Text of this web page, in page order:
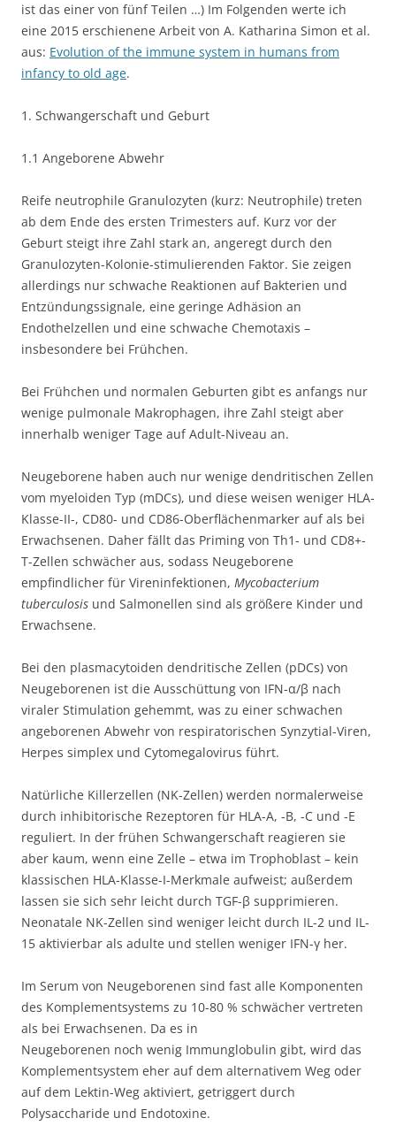
ist das einer von fünf Teilen …) Im Folgenden werte ich
eine 2015 erschienene Arbeit von A. Katharina Simon et al.
aus: Evolution of the immune system in humans from
infancy to old age.
1. Schwangerschaft und Geburt
1.1 Angeborene Abwehr
Reife neutrophile Granulozyten (kurz: Neutrophile) treten
ab dem Ende des ersten Trimesters auf. Kurz vor der
Geburt steigt ihre Zahl stark an, angeregt durch den
Granulozyten-Kolonie-stimulierenden Faktor. Sie zeigen
allerdings nur schwache Reaktionen auf Bakterien und
Entzündungssignale, eine geringe Adhäsion an
Endothelzellen und eine schwache Chemotaxis –
insbesondere bei Frühchen.
Bei Frühchen und normalen Geburten gibt es anfangs nur
wenige pulmonale Makrophagen, ihre Zahl steigt aber
innerhalb weniger Tage auf Adult-Niveau an.
Neugeborene haben auch nur wenige dendritischen Zellen
vom myeloiden Typ (mDCs), und diese weisen weniger HLA-
Klasse-II-, CD80- und CD86-Oberflächenmarker auf als bei
Erwachsenen. Daher fällt das Priming von Th1- und CD8+-
T-Zellen schwächer aus, sodass Neugeborene
empfindlicher für Vireninfektionen, Mycobacterium
tuberculosis und Salmonellen sind als größere Kinder und
Erwachsene.
Bei den plasmacytoiden dendritische Zellen (pDCs) von
Neugeborenen ist die Ausschüttung von IFN-α/β nach
viraler Stimulation gehemmt, was zu einer schwachen
angeborenen Abwehr von respiratorischen Synzytial-Viren,
Herpes simplex und Cytomegalovirus führt.
Natürliche Killerzellen (NK-Zellen) werden normalerweise
durch inhibitorische Rezeptoren für HLA-A, -B, -C und -E
reguliert. In der frühen Schwangerschaft reagieren sie
aber kaum, wenn eine Zelle – etwa im Trophoblast – kein
klassischen HLA-Klasse-I-Merkmale aufweist; außerdem
lassen sie sich sehr leicht durch TGF-β supprimieren.
Neonatale NK-Zellen sind weniger leicht durch IL-2 und IL-
15 aktivierbar als adulte und stellen weniger IFN-γ her.
Im Serum von Neugeborenen sind fast alle Komponenten
des Komplementsystems zu 10-80 % schwächer vertreten
als bei Erwachsenen. Da es in
Neugeborenen noch wenig Immunglobulin gibt, wird das
Komplementsystem eher auf dem alternativem Weg oder
auf dem Lektin-Weg aktiviert, getriggert durch
Polysaccharide und Endotoxine.